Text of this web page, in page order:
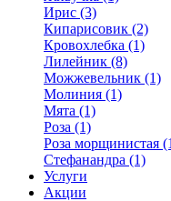
Ирис (3)
Кипарисовик (2)
Кровохлебка (1)
Лилейник (8)
Можжевельник (1)
Молиния (1)
Мята (1)
Роза (1)
Роза морщинистая
Стефанандра (1)
Услуги
Акции